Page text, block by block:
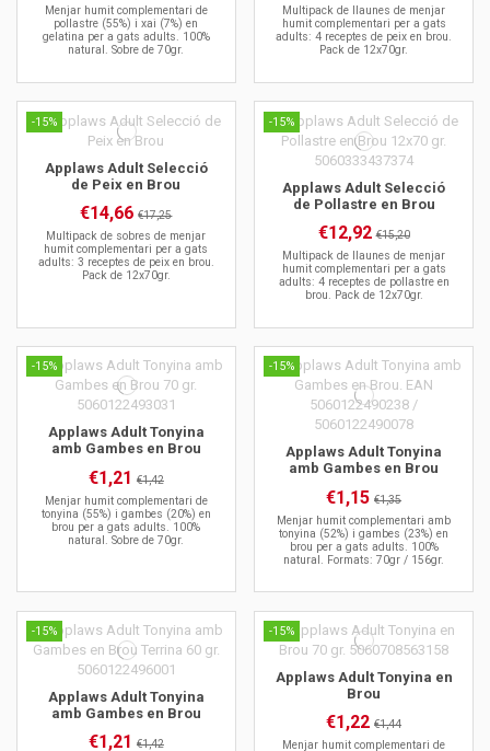
Menjar humit complementari de
pollastre (55%) i xai (7%) en
gelatina per a gats adults. 100%
natural. Sobre de 70gr.
Multipack de llaunes de menjar
humit complementari per a gats
adults: 4 receptes de peix en brou.
Pack de 12x70gr.
-15%
Applaws Adult Selecció
de Peix en Brou
€14,66€17,25
Multipack de sobres de menjar
humit complementari per a gats
adults: 3 receptes de peix en brou.
Pack de 12x70gr.
-15%
Applaws Adult Selecció
de Pollastre en Brou
€12,92€15,20
Multipack de llaunes de menjar
humit complementari per a gats
adults: 4 receptes de pollastre en
brou. Pack de 12x70gr.
-15%
Applaws Adult Tonyina
amb Gambes en Brou
€1,21 €1,42
Menjar humit complementari de
tonyina (55%) i gambes (20%) en
brou per a gats adults. 100%
natural. Sobre de 70gr.
-15%
Applaws Adult Tonyina
amb Gambes en Brou
€1,15€1,35
Menjar humit complementari amb
tonyina (52%) i gambes (23%) en
brou per a gats adults. 100%
natural. Formats: 70gr / 156gr.
-15%
Applaws Adult Tonyina
amb Gambes en Brou
€1,21 €1,42
-15%
Applaws Adult Tonyina en
Brou
€1,22€1,44
Menjar humit complementari de